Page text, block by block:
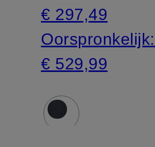
€ 297,49
Oorspronkelijk:
€ 529,99